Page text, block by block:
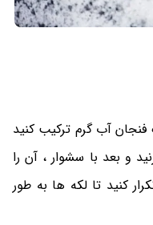
فنجان آب گرم ترکیب کنید
و بعد با سشوار ، آن را
کنید تا لکه ها به طور